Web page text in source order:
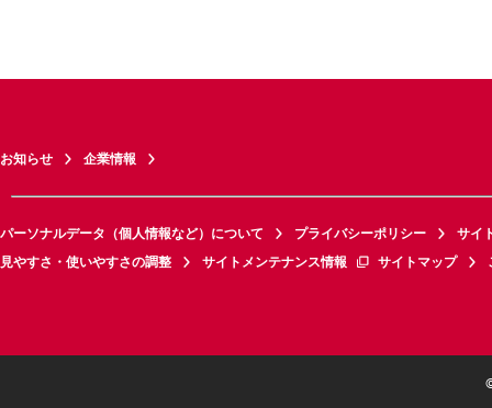
お知らせ 企業情報
パーソナルデータ（個人情報など）について プライバシーポリシー
サイ
見やすさ・使いやすさの調整
サイトメンテナンス情報 サイトマップ